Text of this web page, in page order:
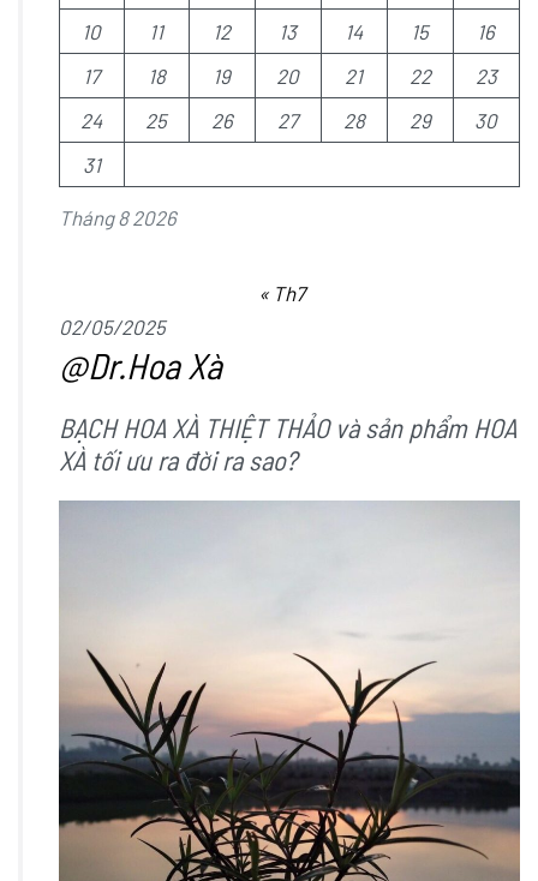
Tháng 8 2026
10
11 12 13 14 15
16
17
18 19 20 21 22
23
24
25 26 27 28 29
30
31
« Th7
02/05/2025
@Dr.Hoa Xà
BẠCH HOA XÀ THIỆT THẢO và sản phẩm HOA
XÀ tối ưu ra đời ra sao?